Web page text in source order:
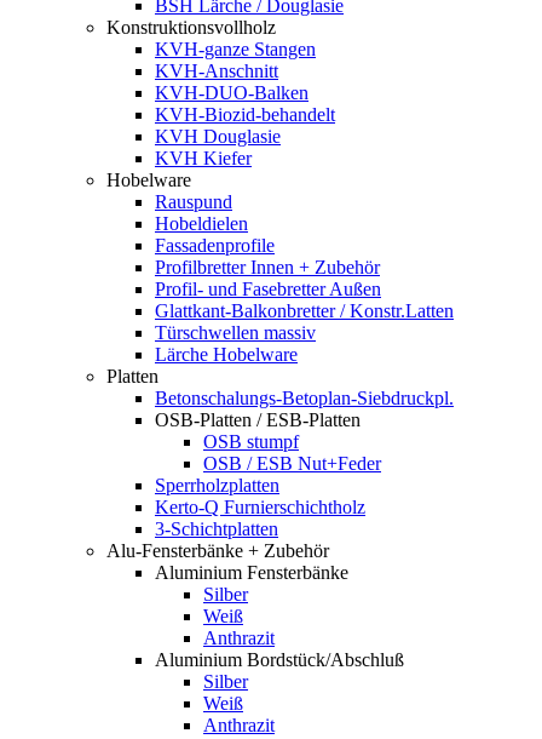
BSH Lärche / Douglasie
Konstruktionsvollholz
KVH-ganze Stangen
KVH-Anschnitt
KVH-DUO-Balken
KVH-Biozid-behandelt
KVH Douglasie
KVH Kiefer
Hobelware
Rauspund
Hobeldielen
Fassadenprofile
Profilbretter Innen + Zubehör
Profil- und Fasebretter Außen
Glattkant-Balkonbretter / Konstr.Latten
Türschwellen massiv
Lärche Hobelware
Platten
Betonschalungs-Betoplan-Siebdruckpl.
OSB-Platten / ESB-Platten
OSB stumpf
OSB / ESB Nut+Feder
Sperrholzplatten
Kerto-Q Furnierschichtholz
3-Schichtplatten
Alu-Fensterbänke + Zubehör
Aluminium Fensterbänke
Silber
Weiß
Anthrazit
Aluminium Bordstück/Abschluß
Silber
Weiß
Anthrazit